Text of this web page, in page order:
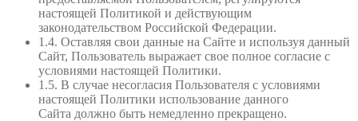
настоящей Политикой и действующим
законодательством Российской Федерации.
1.4. Оставляя свои данные на Сайте и используя данный
Сайт, Пользователь выражает свое полное согласие с
условиями настоящей Политики.
1.5. В случае несогласия Пользователя с условиями
настоящей Политики использование данного
Сайта должно быть немедленно прекращено.